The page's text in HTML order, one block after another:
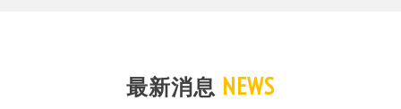
最新消息 NEWS